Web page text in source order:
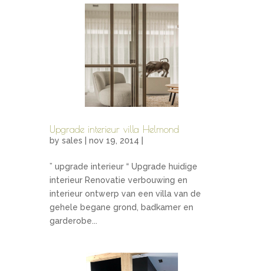
Upgrade interieur villa Helmond
by sales | nov 19, 2014 |
” upgrade interieur “ Upgrade huidige
interieur Renovatie verbouwing en
interieur ontwerp van een villa van de
gehele begane grond, badkamer en
garderobe...